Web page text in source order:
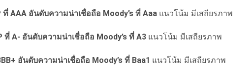
AAA อันดับความน่าเชื่อถือ Moody’s ที่ Aaa แนวโน้ม มีเสถียรภาพ
ที่ A- อันดับความน่าเชื่อถือ Moody’s ที่ A3 แนวโน้ม มีเสถียรภาพ
อันดับความน่าเชื่อถือ Moody’s ที่ Baa1 แนวโน้ม มีเสถียรภาพ